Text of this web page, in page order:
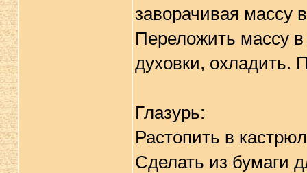
заворачивая массу
Переложить массу
духовки, охладить.
Глазурь:
Растопить в
Сделать из бумаги